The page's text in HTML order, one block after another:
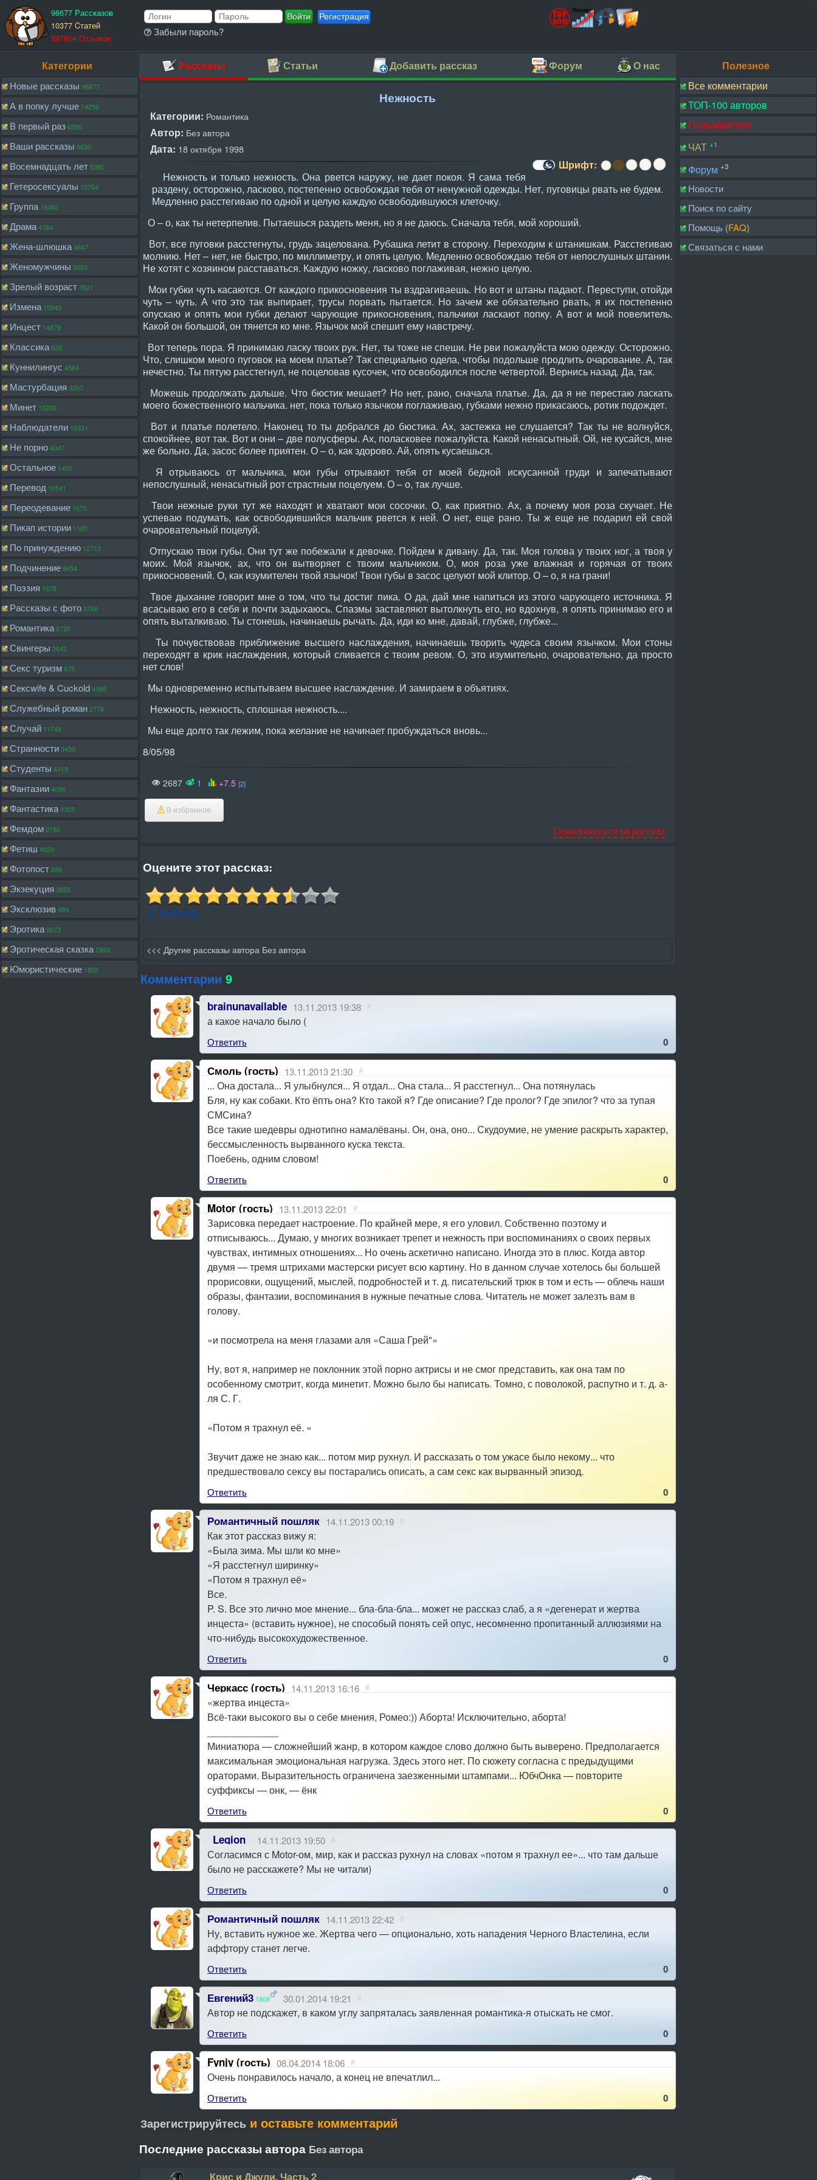
96677 Рассказов
10377 Cтатей
597804 Отзывов
Регистрация
Забыли пароль?
Категории
Новые рассказы 96677
А в попку лучше 14256
В первый раз6598
Ваши рассказы 6630
Восемнадцать лет5380
Гетеросексуалы 10764
Группа 16482
Драма4164
Жена-шлюшка4947
Женомужчины 2603
Зрелый возраст3521
Измена 15843
Инцест 14879
Классика628
Куннилингус 4564
Мастурбация 3207
Минет 16209
Наблюдатели 10331
Не порно4047
Остальное 1400
Перевод 10541
Переодевание 1670
Пикап истории 1165
По принуждению 12713
Подчинение9454
Поэзия 1678
Рассказы с фото3766
Романтика6720
Свингеры 2642
Секс туризм875
Сексwife & Cuckold4088
Служебный роман2778
Случай 11748
Странности3456
Студенты 4419
Фантазии4086
Фантастика4303
Фемдом2180
Фетиш 4029
Фотопост886
Экзекуция 3855
Эксклюзив499
Эротика2673
Эротическая сказка2993
Юмористические 1805
Рассказы Статьи Добавить рассказ Форум О нас
Нежность
Категории: Романтика
Автор: Без автора
Дата: 18 октября 1998
Шрифт:
Нежность и только нежность. Она рвется наружу, не дает покоя. Я сама тебя
раздену, осторожно, ласково, постепенно освобождая тебя от ненужной одежды. Нет, пуговицы рвать не будем.
Медленно расстегиваю по одной и целую каждую освободившуюся клеточку.
О – о, как ты нетерпелив. Пытаешься раздеть меня, но я не даюсь. Сначала тебя, мой хороший.
Вот, все пуговки расстегнуты, грудь зацелована. Рубашка летит в сторону. Переходим к штанишкам. Расстегиваю
молнию. Нет – нет, не быстро, по миллиметру, и опять целую. Медленно освобождаю тебя от непослушных штанин.
Не хотят с хозяином расставаться. Каждую ножку, ласково поглаживая, нежно целую.
Мои губки чуть касаются. От каждого прикосновения ты вздрагиваешь. Но вот и штаны падают. Переступи, отойди
чуть – чуть. А что это так выпирает, трусы порвать пытается. Но зачем же обязательно рвать, я их постепенно
опускаю и опять мои губки делают чарующие прикосновения, пальчики ласкают попку. А вот и мой повелитель.
Какой он большой, он тянется ко мне. Язычок мой спешит ему навстречу.
Вот теперь пора. Я принимаю ласку твоих рук. Нет, ты тоже не спеши. Не рви пожалуйста мою одежду. Осторожно.
Что, слишком много пуговок на моем платье? Так специально одела, чтобы подольше продлить очарование. А, так
нечестно. Ты пятую расстегнул, не поцеловав кусочек, что освободился после четвертой. Вернись назад. Да, так.
Можешь продолжать дальше. Что бюстик мешает? Но нет, рано, сначала платье. Да, да я не перестаю ласкать
моего божественного мальчика. нет, пока только язычком поглаживаю, губками нежно прикасаюсь, ротик подождет.
Вот и платье полетело. Наконец то ты добрался до бюстика. Ах, застежка не слушается? Так ты не волнуйся,
спокойнее, вот так. Вот и они – две полусферы. Ах, поласковее пожалуйста. Какой ненасытный. Ой, не кусайся, мне
же больно. Да, засос более приятен. О – о, как здорово. Ай, опять кусаешься.
Я отрываюсь от мальчика, мои губы отрывают тебя от моей бедной искусанной груди и запечатывают
непослушный, ненасытный рот страстным поцелуем. О – о, так лучше.
Твои нежные руки тут же находят и хватают мои сосочки. О, как приятно. Ах, а почему моя роза скучает. Не
успеваю подумать, как освободившийся мальчик рвется к ней. О нет, еще рано. Ты ж еще не подарил ей свой
очаровательный поцелуй.
Отпускаю твои губы. Они тут же побежали к девочке. Пойдем к дивану. Да, так. Моя голова у твоих ног, а твоя у
моих. Мой язычок, ах, что он вытворяет с твоим мальчиком. О, моя роза уже влажная и горячая от твоих
прикосновений. О, как изумителен твой язычок! Твои губы в засос целуют мой клитор. О – о, я на грани!
Твое дыхание говорит мне о том, что ты достиг пика. О да, дай мне напиться из этого чарующего источника. Я
всасываю его в себя и почти задыхаюсь. Спазмы заставляют вытолкнуть его, но вдохнув, я опять принимаю его и
опять выталкиваю. Ты стонешь, начинаешь рычать. Да, иди ко мне, давай, глубже, глубже...
Ты почувствовав приближение высшего наслаждения, начинаешь творить чудеса своим язычком. Мои стоны
переходят в крик наслаждения, который сливается с твоим ревом. О, это изумительно, очаровательно, да просто
нет слов!
Мы одновременно испытываем высшее наслаждение. И замираем в объятиях.
Нежность, нежность, сплошная нежность....
Мы еще долго так лежим, пока желание не начинает пробуждаться вновь...
8/05/98
2687 1 +7.5 [2]
В избранное
Пожаловаться на рассказ
Оцените этот рассказ:
2 голоса
<<< Другие рассказы автора Без автора
Комментарии 9
brainunavailable 13.11.2013 19:38 #
а какое начало было (
Ответить 0
Смоль (гость) 13.11.2013 21:30 #
... Она достала... Я улыбнулся... Я отдал... Она стала... Я расстегнул... Она потянулась
Бля, ну как собаки. Кто ёпть она? Кто такой я? Где описание? Где пролог? Где эпилог? что за тупая
СМСина?
Все такие шедевры однотипно намалёваны. Он, она, оно... Скудоумие, не умение раскрыть характер,
бессмысленность вырванного куска текста.
Поебень, одним словом!
Ответить 0
Motor (гость) 13.11.2013 22:01 #
Зарисовка передает настроение. По крайней мере, я его уловил. Собственно поэтому и
отписываюсь... Думаю, у многих возникает трепет и нежность при воспоминаниях о своих первых
чувствах, интимных отношениях... Но очень аскетично написано. Иногда это в плюс. Когда автор
двумя — тремя штрихами мастерски рисует всю картину. Но в данном случае хотелось бы большей
прорисовки, ощущений, мыслей, подробностей и т. д. писательский трюк в том и есть — облечь наши
образы, фантазии, воспоминания в нужные печатные слова. Читатель не может залезть вам в
голову.
«и посмотрела на меня глазами аля «Саша Грей"»
Ну, вот я, например не поклонник этой порно актрисы и не смог представить, как она там по
особенному смотрит, когда минетит. Можно было бы написать. Томно, с поволокой, распутно и т. д. а-
ля С. Г.
«Потом я трахнул её. «
Звучит даже не знаю как... потом мир рухнул. И рассказать о том ужасе было некому... что
предшествовало сексу вы постарались описать, а сам секс как вырванный эпизод.
Ответить 0
Романтичный пошляк 14.11.2013 00:19 #
Как этот рассказ вижу я:
«Была зима. Мы шли ко мне»
«Я расстегнул ширинку»
«Потом я трахнул её»
Все.
P. S. Все это лично мое мнение... бла-бла-бла... может не рассказ слаб, а я «дегенерат и жертва
инцеста» (вставить нужное), не способый понять сей опус, несомненно пропитанный аллюзиями на
что-нибудь высокохудожественное.
Ответить 0
Черкасс (гость) 14.11.2013 16:16 #
«жертва инцеста»
Всё-таки высокого вы о себе мнения, Ромео:)) Аборта! Исключительно, аборта!
Миниатюра — сложнейший жанр, в котором каждое слово должно быть выверено. Предполагается
максимальная эмоциональная нагрузка. Здесь этого нет. По сюжету согласна с предыдущими
ораторами. Выразительность ограничена заезженными штампами... ЮбчОнка — повторите
суффиксы — онк, — ёнк
Ответить 0
_Legion_ 14.11.2013 19:50 #
Согласимся с Motor-ом, мир, как и рассказ рухнул на словах «потом я трахнул ее»... что там дальше
было не расскажете? Мы не читали)
Ответить 0
Романтичный пошляк 14.11.2013 22:42 #
Ну, вставить нужное же. Жертва чего — опционально, хоть нападения Черного Властелина, если
аффтору станет легче.
Ответить 0
Евгений3 1808 30.01.2014 19:21 #
Автор не подскажет, в каком углу запряталась заявленная романтика-я отыскать не смог.
Ответить 0
Fynjy (гость) 08.04.2014 18:06 #
Очень понравилось начало, а конец не впечатлил...
Ответить 0
Зарегистрируйтесь и оставьте комментарий
Последние рассказы автора Без автора
Крис и Джули. Часть 2
Полезное
Все комментарии
ТОП-100 авторов
Пользователи
ЧАТ +1
Форум +3
Новости
Поиск по сайту
Помощь (FAQ)
Связаться с нами